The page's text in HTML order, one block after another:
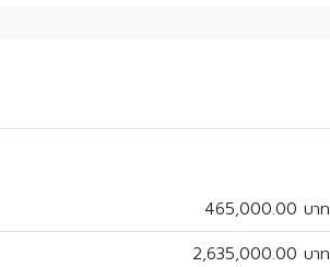
465,000.00 บาท
2,635,000.00 บาท